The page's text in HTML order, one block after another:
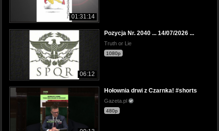
01:31:14
06:12
Pozycja Nr. 2040 ... 14/07/2026 ...
Truth or Lie
1080p
Hołownia drwi z Czarnka! #shorts
Gazeta.pl
480p